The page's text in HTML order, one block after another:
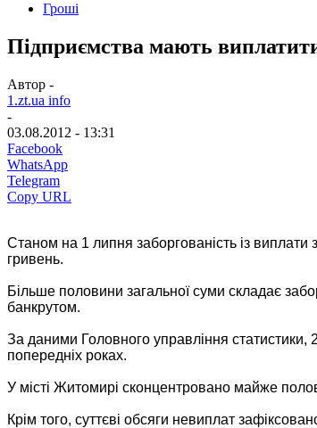
Гроші
Підприємства мають
Автор -
1.zt.ua info
-
03.08.2012 - 13:31
Facebook
WhatsApp
Telegram
Copy URL
Станом на 1 липня заборгованість із
гривень.
Більше половини загальної суми складає
банкрутом.
За даними Головного управління статистики,
попередніх роках.
У місті Житомирі сконцентровано майже
Крім того, суттєві обсяги невиплат